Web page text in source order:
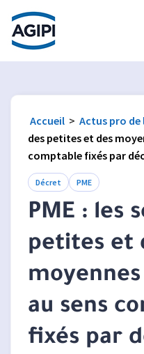
Accès au menu
Accès au contenu principal
Accueil > Actus pro de
des petites et des
comptable fixés par
Décret PME
PME : les
petites et
au sens
fixés par